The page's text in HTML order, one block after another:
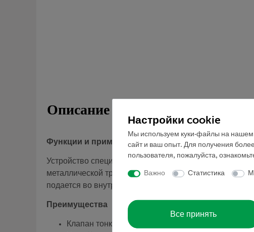
Описание
Функции и применение
Устройство специально используется для сжигания
металлической трубки для сжигания, которую можно
подается во внутреннюю металлическую трубку,
Преимущества
Клапан тонкой регулировки позволяет точно
Настройки cookie
Мы используем куки-файлы на нашем
сайт и ваш опыт. Для получения
пользователя, пожалуйста,
Важно Статистика
Все принять